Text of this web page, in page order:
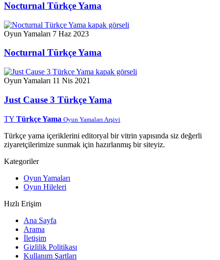
Nocturnal Türkçe Yama
Oyun Yamaları 7 Haz 2023
Nocturnal Türkçe Yama
Oyun Yamaları 11 Nis 2021
Just Cause 3 Türkçe Yama
TY Türkçe Yama Oyun Yamaları Arşivi
Türkçe yama içeriklerini editoryal bir vitrin yapısında siz değerli
ziyaretçilerimize sunmak için hazırlanmış bir siteyiz.
Kategoriler
Oyun Yamaları
Oyun Hileleri
Hızlı Erişim
Ana Sayfa
Arama
İletişim
Gizlilik Politikası
Kullanım Şartları